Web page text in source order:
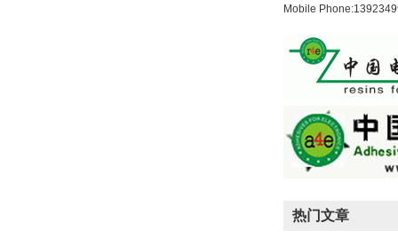
Mobile
热门文章